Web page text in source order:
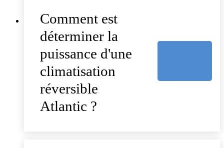
Comment est
déterminer la
puissance d'une
climatisation
réversible
Atlantic ?